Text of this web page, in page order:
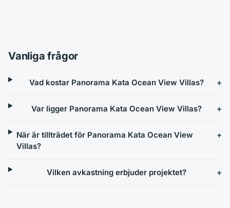
Vanliga frågor
Vad kostar Panorama Kata Ocean View Villas?
Var ligger Panorama Kata Ocean View Villas?
När är tillträdet för Panorama Kata Ocean View
Villas?
Vilken avkastning erbjuder projektet?